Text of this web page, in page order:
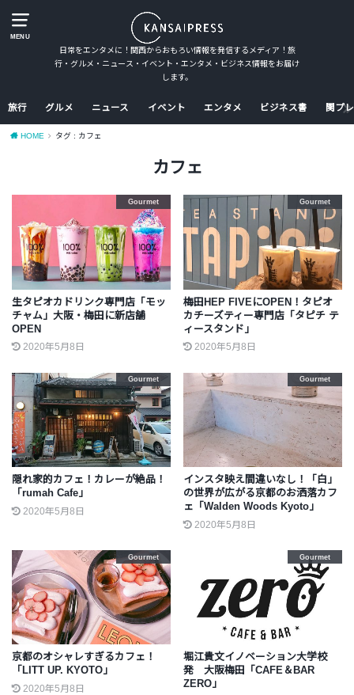
MENU
日常をエンタメに！関西からおもろい情報を発信するメディア！旅
行・グルメ・ニュース・イベント・エンタメ・ビジネス情報をお届け
します。
旅行 グルメ ニュース イベント エンタメ ビジネス書 関プ
HOME タグ : カフェ
カフェ
Gourmet
生タピオカドリンク専門店「モッ
チャム」大阪・梅田に新店舗
OPEN
2020年5月8日
Gourmet
梅田HEP FIVEにOPEN！タピオ
カチーズティー専門店「タピチ テ
ィースタンド」
2020年5月8日
Gourmet
隠れ家的カフェ！カレーが絶品！
「rumah Cafe」
2020年5月8日
Gourmet
インスタ映え間違いなし！「白」
の世界が広がる京都のお洒落カフ
ェ「Walden Woods Kyoto」
2020年5月8日
Gourmet
京都のオシャレすぎるカフェ！
「LITT UP. KYOTO」
2020年5月8日
Gourmet
堀江貴文イノベーション大学校
発 大阪梅田「CAFE＆BAR
ZERO」